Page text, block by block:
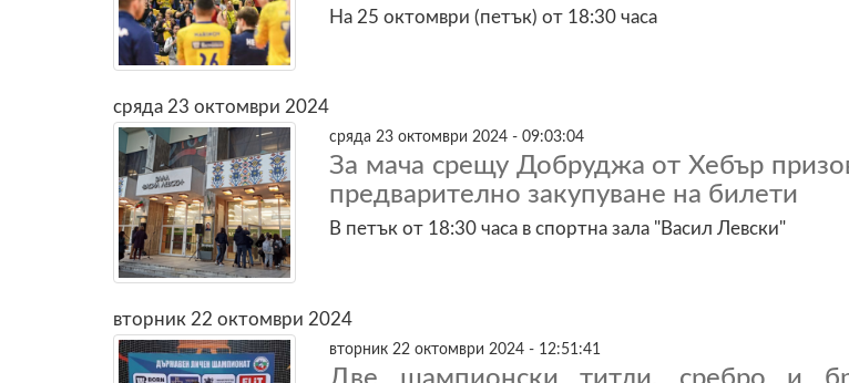
На 25 октомври (петък) от 18:30 часа
сряда 23 октомври 2024
сряда 23 октомври 2024 - 09:03:04
За мача срещу Добруджа от Хебър
предварително закупуване на билети
В петък от 18:30 часа в спортна зала "Васил Левски"
вторник 22 октомври 2024
вторник 22 октомври 2024 - 12:51:41